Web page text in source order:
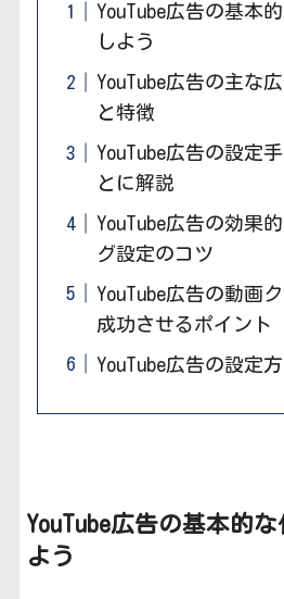
YouTube広告の基本
しよう
YouTube広告の主な
と特徴
YouTube広告の設定
とに解説
YouTube広告の効果
グ設定のコツ
YouTube広告の動画
成功させるポイント
YouTube広告の設定
YouTube広告の基本的
よう